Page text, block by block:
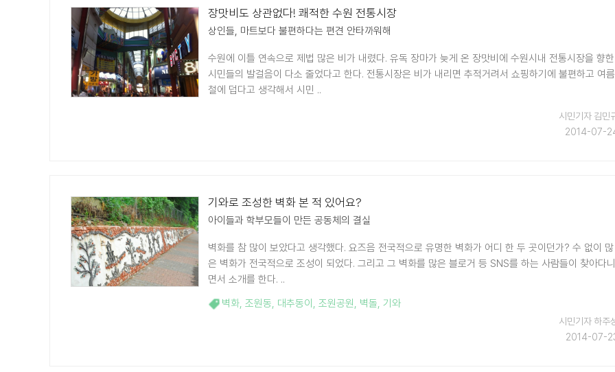
장맛비도 상관없다! 쾌적한 수원 전통시장
상인들, 마트보다 불편하다는 편견 안타까워해
수원에 이틀 연속으로 제법 많은 비가 내렸다. 유독 장마가 늦게 온 장맛비에 수원시내 전통시장을 향한
시민들의 발걸음이 다소 줄었다고 한다. 전통시장은 비가 내리면 추적거려서 쇼핑하기에 불편하고 여름
철에 덥다고 생각해서 시민 ..
시민기자 김민
2014-07-
기와로 조성한 벽화 본 적 있어요?
아이들과 학부모들이 만든 공동체의 결실
벽화를 참 많이 보았다고 생각했다. 요즈음 전국적으로 유명한 벽화가 어디 한 두 곳이던가? 수 없이 많
은 벽화가 전국적으로 조성이 되었다. 그리고 그 벽화를 많은 블로거 등 SNS를 하는 사람들이 찾아다니
면서 소개를 한다. ..
벽화, 조원동, 대추동이 , 조원공원, 벽돌, 기와
시민기자 하주
2014-07-